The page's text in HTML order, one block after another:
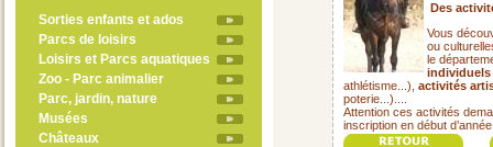
Sorties enfants et ados
Parcs de loisirs
Loisirs et Parcs aquatiques
Zoo - Parc animalier
Parc, jardin, nature
Musées
Châteaux
Des
Vous
ou
le
individuels
athlétisme...), activités
poterie...)....
Attention ces activités
inscription en début